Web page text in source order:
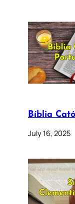
Bíblia
July 16, 2025